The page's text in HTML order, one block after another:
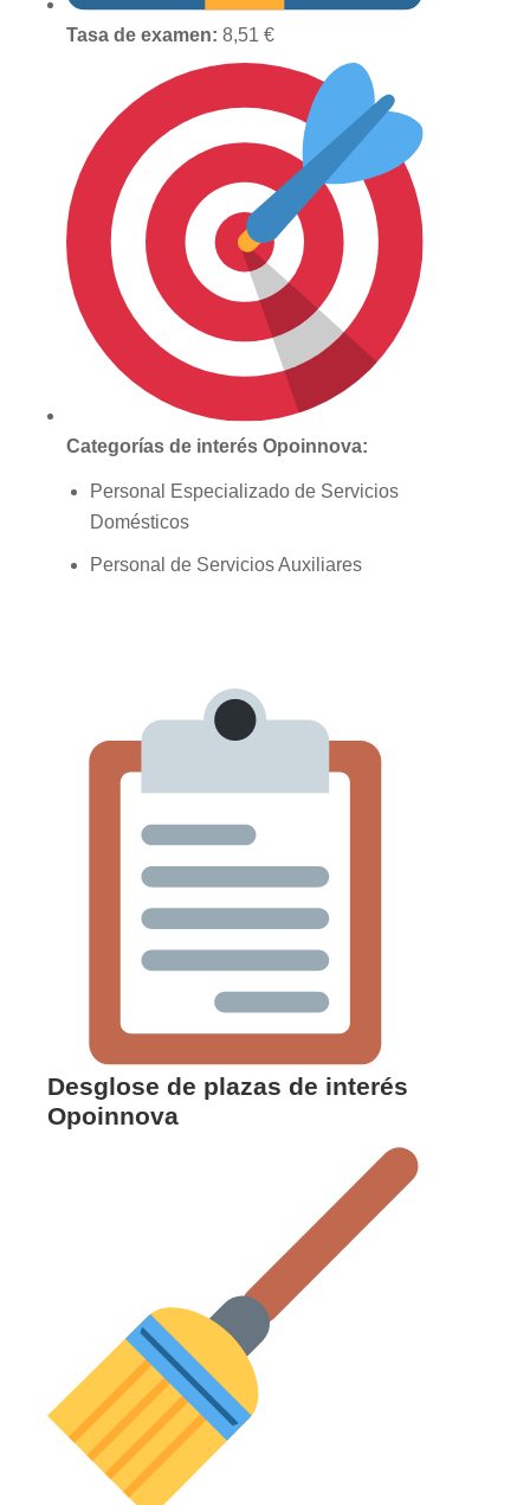
Tasa de examen: 8,51 €
Categorías de interés Opoinnova:
Personal Especializado de Servicios
Domésticos
Personal de Servicios Auxiliares
Desglose de plazas de interés
Opoinnova